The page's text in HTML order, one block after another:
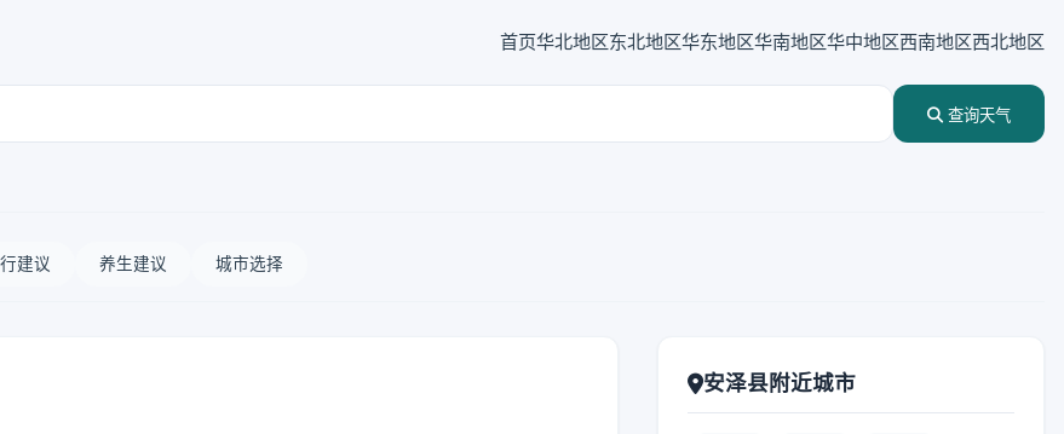
首页华北地区东北地区华东地区华南地区华中地区西南地区西北地区
查询天气
建议 养生建议 城市选择
安泽县附近城市